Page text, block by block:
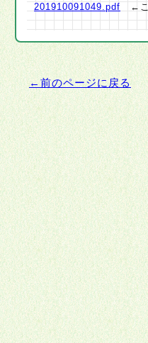
201910091049.pdf ←こ
←前のページに戻る